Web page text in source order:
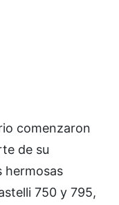
comenzaron
de su
hermosas
750 y 795,